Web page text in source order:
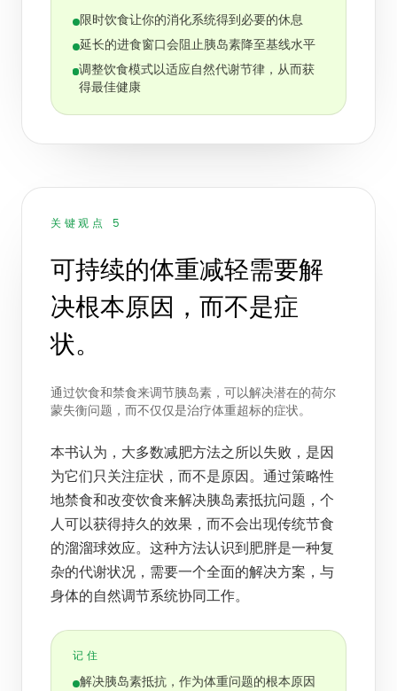
限时饮食让你的消化系统得到必要的休息
延长的进食窗口会阻止胰岛素降至基线水平
调整饮食模式以适应自然代谢节律，从而获
得最佳健康
关键观点 5
可持续的体重减轻需要解
决根本原因，而不是症
状。
通过饮食和禁食来调节胰岛素，可以解决潜在的荷尔
蒙失衡问题，而不仅仅是治疗体重超标的症状。
本书认为，大多数减肥方法之所以失败，是因
为它们只关注症状，而不是原因。通过策略性
地禁食和改变饮食来解决胰岛素抵抗问题，个
人可以获得持久的效果，而不会出现传统节食
的溜溜球效应。这种方法认识到肥胖是一种复
杂的代谢状况，需要一个全面的解决方案，与
身体的自然调节系统协同工作。
记住
解决胰岛素抵抗，作为体重问题的根本原因